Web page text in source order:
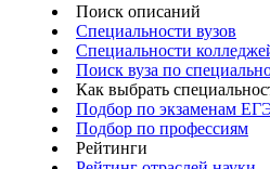
Поиск описаний
Специальности вузов
Специальности
Поиск вуза по
Как выбрать
Подбор по экзаменам
Подбор по профессиям
Рейтинги